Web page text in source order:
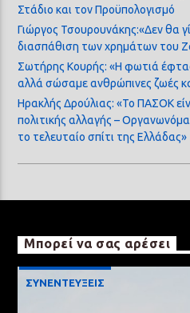
Στάδιο και τον Προϋπολογισμό
Γιώργος Τσουρουνάκης:«Δεν θα
διασπάθιση των χρημάτων του
Σωτήρης Κουρής: «Η φωτιά
αλλά σώσαμε ανθρώπινες ζωές
Ηρακλής Δρούλιας: «Το ΠΑΣΟΚ
πολιτικής αλλαγής –
το τελευταίο σπίτι της Ελλάδας»
Μπορεί να σας αρέσει
ΣΥΝΕΝΤΕΥΞΕΙΣ